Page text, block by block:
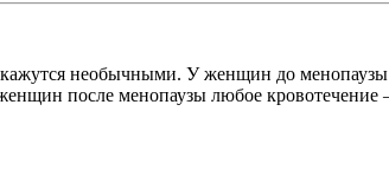
кажутся необычными. У женщин до
после менопаузы любое